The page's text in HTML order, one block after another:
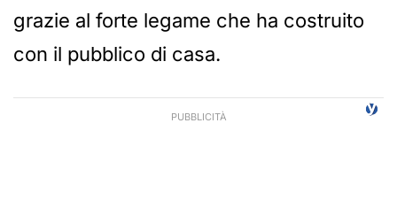
grazie al forte legame che ha costruito
con il pubblico di casa.